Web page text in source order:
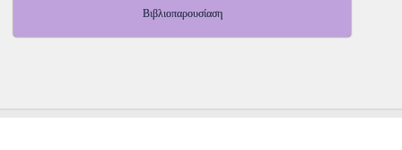
Βιβλιοπαρουσίαση